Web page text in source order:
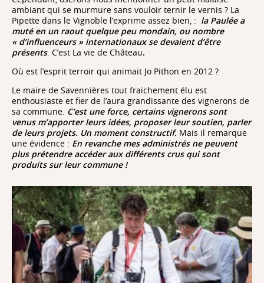
ambiant qui se murmure sans vouloir ternir le vernis ? La
Pipette dans le Vignoble l’exprime assez bien, : la Paulée a
muté en un raout quelque peu mondain, ou nombre
« d’influenceurs » internationaux se devaient d’être
présents. C’est La vie de Château.
Où est l’esprit terroir qui animait Jo Pithon en 2012 ?
Le maire de Savennières tout fraichement élu est
enthousiaste et fier de l’aura grandissante des vignerons de
sa commune. C’est une force, certains vignerons sont
venus m’apporter leurs idées, proposer leur soutien, parler
de leurs projets. Un moment constructif. Mais il remarque
une évidence : En revanche mes administrés ne peuvent
plus prétendre accéder aux différents crus qui sont
produits sur leur commune !